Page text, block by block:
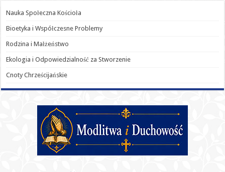
Nauka Społeczna Kościoła
Bioetyka i Współczesne Problemy
Rodzina i Małżeństwo
Ekologia i Odpowiedzialność za Stworzenie
Cnoty Chrześcijańskie